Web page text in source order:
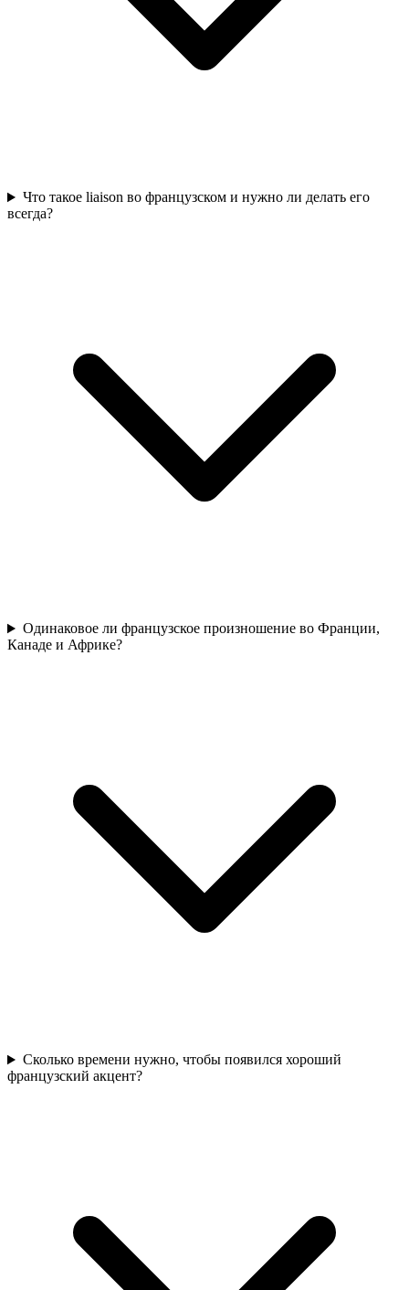
Что такое liaison во французском и нужно ли делать его
всегда?
Одинаковое ли французское произношение во Франции,
Канаде и Африке?
Сколько времени нужно, чтобы появился хороший
французский акцент?